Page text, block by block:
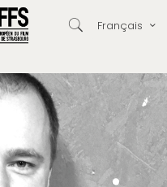
Français